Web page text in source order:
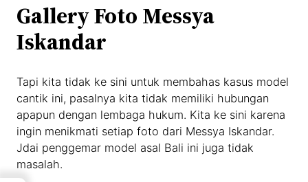
Gallery Foto Messya
Iskandar
Tapi kita tidak ke sini untuk membahas kasus model
cantik ini, pasalnya kita tidak memiliki hubungan
apapun dengan lembaga hukum. Kita ke sini karena
ingin menikmati setiap foto dari Messya Iskandar.
Jdai penggemar model asal Bali ini juga tidak
masalah.